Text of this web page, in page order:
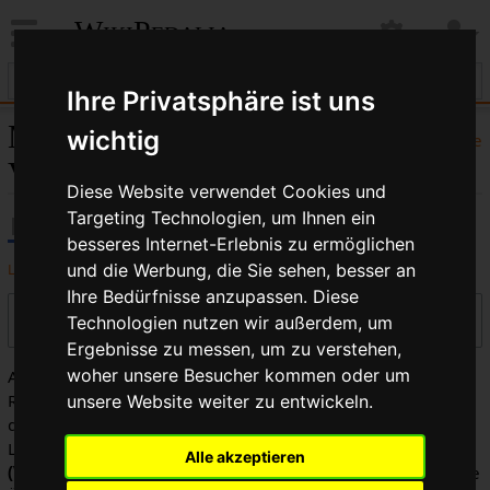
Ihre Privatsphäre ist uns
wichtig
Diese Website verwendet Cookies und
Targeting Technologien, um Ihnen ein
besseres Internet-Erlebnis zu ermöglichen
und die Werbung, die Sie sehen, besser an
Ihre Bedürfnisse anzupassen. Diese
Technologien nutzen wir außerdem, um
Ergebnisse zu messen, um zu verstehen,
woher unsere Besucher kommen oder um
unsere Website weiter zu entwickeln.
Alle akzeptieren
WikiPedalia
Hilfe
Molybdän:
Versionsgeschichte
Logbücher dieser Seite anzeigen
Versionen filtern
Auswahl des Versionsunterschieds: Markiere die
Radiobuttons der zu vergleichenden Versionen und drücke
die Eingabetaste oder die Schaltfläche am unteren Rand.
Legende:
= Unterschied zur aktuellen Version,
(Vorherige)= Unterschied zur vorherigen Version,K= Kleine